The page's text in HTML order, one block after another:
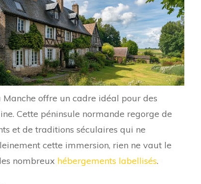
offre un cadre idéal pour des
Cette péninsule normande regorge de
et de traditions séculaires qui ne
cette immersion, rien ne vaut le
nombreux hébergements labellisés.